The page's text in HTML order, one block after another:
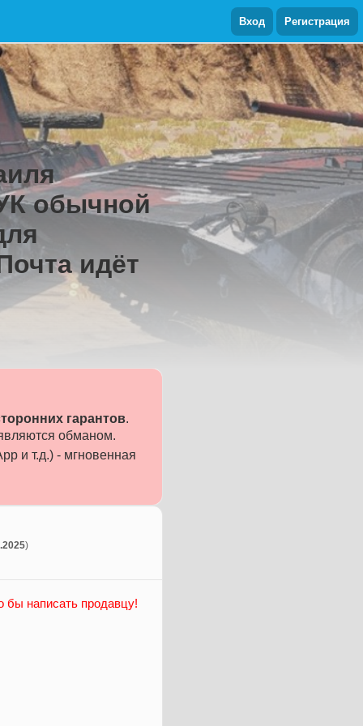
Вход Регистрация
обычной
идёт
гарантов.
обманом.
и т.д.) - мгновенная
)
бы написать продавцу!